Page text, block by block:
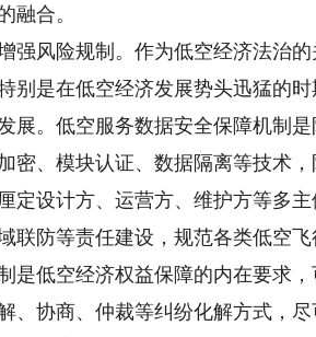
融合。
风险规制。作为低空经济法治的
别是在低空经济发展势头迅猛的
展。低空服务数据安全保障机制
密、模块认证、数据隔离等技术
定设计方、运营方、维护方等多
联防等责任建设，规范各类低空
是低空经济权益保障的内在要求
、协商、仲裁等纠纷化解方式，